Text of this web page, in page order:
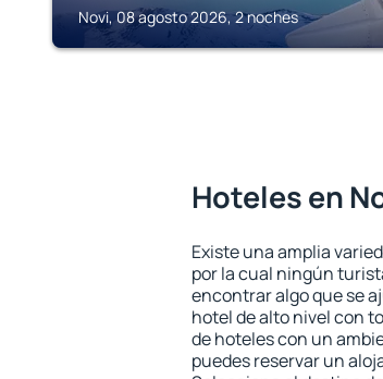
Novi, 08 agosto 2026, 2 noches
Hoteles en
Existe una amplia
por la cual ningún
encontrar algo que se
hotel de alto nivel con
de hoteles con un
puedes reservar un